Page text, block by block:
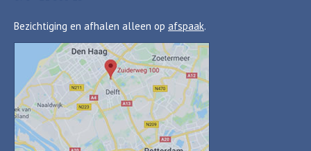
Bezichtiging en afhalen alleen op afspaak.